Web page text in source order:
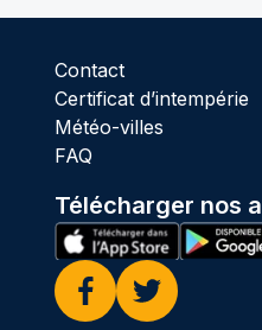
Contact
Certificat d’intempérie
Météo-villes
FAQ
Télécharger nos
Facebook
Twitter